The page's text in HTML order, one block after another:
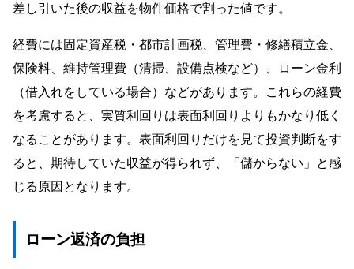
差し引いた後の収益を物件価格で割った値です。
経費には固定資産税・都市計画税、管理費・修繕積立金、
保険料、維持管理費（清掃、設備点検など）、ローン金利
（借入れをしている場合）などがあります。これらの経費
を考慮すると、実質利回りは表面利回りよりもかなり低く
なることがあります。表面利回りだけを見て投資判断をす
ると、期待していた収益が得られず、「儲からない」と感
じる原因となります。
ローン返済の負担